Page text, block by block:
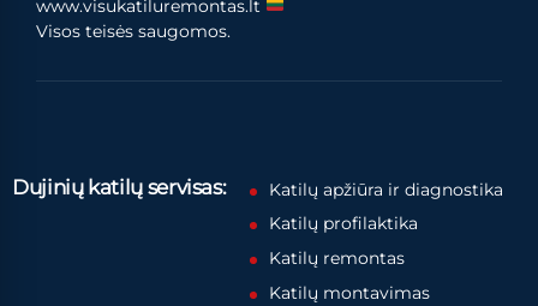
www.visukatiluremontas.lt
Visos teisės saugomos.
Dujinių katilų servisas:
Katilų apžiūra ir diagnostika
Katilų profilaktika
Katilų remontas
Katilų montavimas